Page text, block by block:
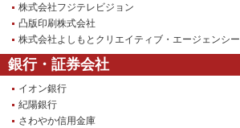
株式会社フジテレビジョン
凸版印刷株式会社
株式会社よしもとクリエイティブ・エージェンシー
銀行・証券会社
イオン銀行
紀陽銀行
さわやか信用金庫